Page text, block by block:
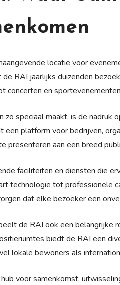
locatie voor
RAI jaarlijks duizenden
concerten en
speciaal maakt, is de nadruk
platform voor bedrijven,
presenteren aan een breed
faciliteiten en diensten die
technologie tot professionele
dat elke bezoeker een
de RAI ook een belangrijke
biedt de RAI een
lokale bewoners als
voor samenkomst,